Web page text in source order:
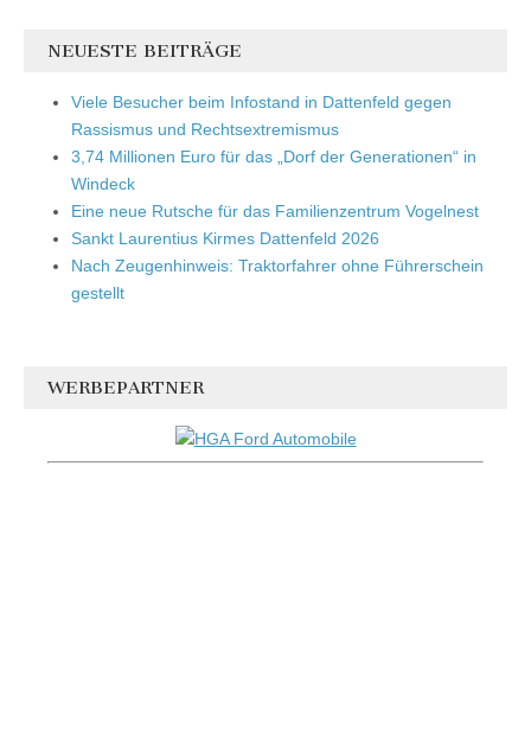
NEUESTE BEITRÄGE
Viele Besucher beim Infostand in Dattenfeld gegen
Rassismus und Rechtsextremismus
3,74 Millionen Euro für das „Dorf der Generationen“ in
Windeck
Eine neue Rutsche für das Familienzentrum Vogelnest
Sankt Laurentius Kirmes Dattenfeld 2026
Nach Zeugenhinweis: Traktorfahrer ohne Führerschein
gestellt
WERBEPARTNER